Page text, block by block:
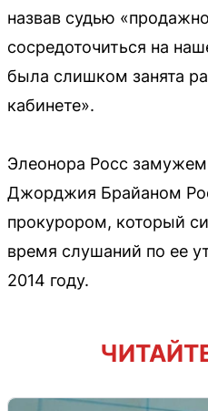
назвав судью
сосредоточиться на
была слишком занята
кабинете».
Элеонора Росс замужем
Джорджия Брайаном
прокурором, который
время слушаний по ее
2014 году.